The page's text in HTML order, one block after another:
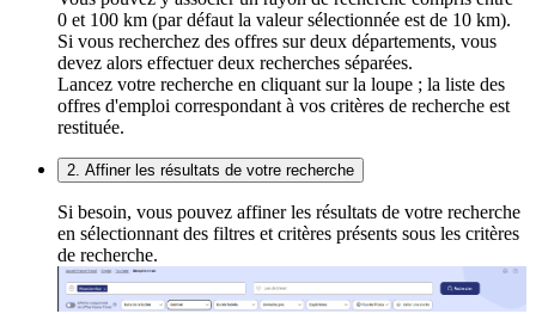
0 et 100 km (par défaut la valeur sélectionnée est de 10 km).
Si vous recherchez des offres sur deux départements, vous
devez alors effectuer deux recherches séparées.
Lancez votre recherche en cliquant sur la loupe ; la liste des
offres d'emploi correspondant à vos critères de recherche est
restituée.
2. Affiner les résultats de votre recherche
Si besoin, vous pouvez affiner les résultats de votre recherche
en sélectionnant des filtres et critères présents sous les critères
de recherche.